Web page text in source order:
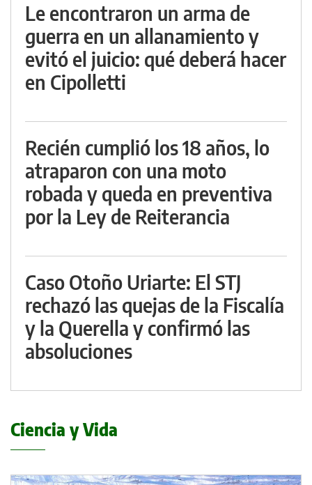
Le encontraron un arma de
guerra en un allanamiento y
evitó el juicio: qué deberá hacer
en Cipolletti
Recién cumplió los 18 años, lo
atraparon con una moto
robada y queda en preventiva
por la Ley de Reiterancia
Caso Otoño Uriarte: El STJ
rechazó las quejas de la Fiscalía
y la Querella y confirmó las
absoluciones
Ciencia y Vida